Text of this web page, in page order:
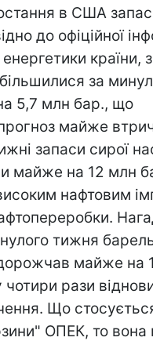
в США
до офіційної
країни,
за
5,7 млн бар., що
майже
запаси сирої
майже на 12 млн
нафтовим
тижня
майже на
рази
Що
ОПЕК, то вона